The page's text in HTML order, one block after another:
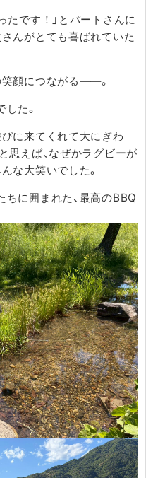
たです！」とパートさんに
んがとても喜ばれていた
笑顔につながる――。
た。
に来てくれて大にぎわ
思えば、なぜかラグビーが
な大笑いでした。
に囲まれた、最高のBBQ